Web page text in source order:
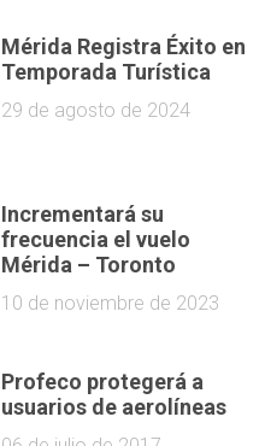
Mérida Registra Éxito en
Temporada Turística
29 de agosto de 2024
Incrementará su
frecuencia el vuelo
Mérida – Toronto
10 de noviembre de 2023
Profeco protegerá a
usuarios de aerolíneas